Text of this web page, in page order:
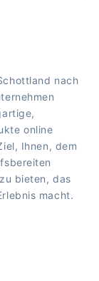
nach
online
Ihnen, dem
bieten, das
macht.